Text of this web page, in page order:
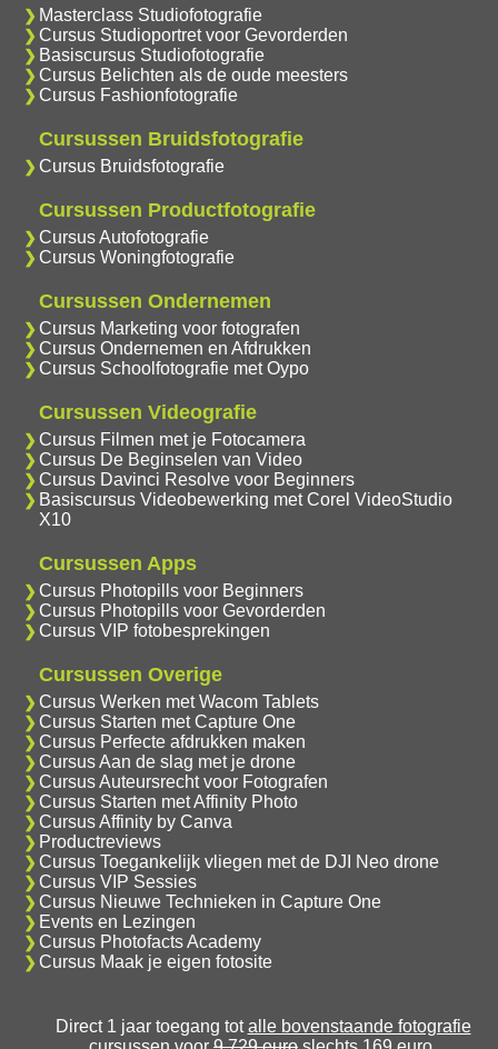
Masterclass Studiofotografie
Cursus Studioportret voor Gevorderden
Basiscursus Studiofotografie
Cursus Belichten als de oude meesters
Cursus Fashionfotografie
Cursussen Bruidsfotografie
Cursus Bruidsfotografie
Cursussen Productfotografie
Cursus Autofotografie
Cursus Woningfotografie
Cursussen Ondernemen
Cursus Marketing voor fotografen
Cursus Ondernemen en Afdrukken
Cursus Schoolfotografie met Oypo
Cursussen Videografie
Cursus Filmen met je Fotocamera
Cursus De Beginselen van Video
Cursus Davinci Resolve voor Beginners
Basiscursus Videobewerking met Corel VideoStudio
X10
Cursussen Apps
Cursus Photopills voor Beginners
Cursus Photopills voor Gevorderden
Cursus VIP fotobesprekingen
Cursussen Overige
Cursus Werken met Wacom Tablets
Cursus Starten met Capture One
Cursus Perfecte afdrukken maken
Cursus Aan de slag met je drone
Cursus Auteursrecht voor Fotografen
Cursus Starten met Affinity Photo
Cursus Affinity by Canva
Productreviews
Cursus Toegankelijk vliegen met de DJI Neo drone
Cursus VIP Sessies
Cursus Nieuwe Technieken in Capture One
Events en Lezingen
Cursus Photofacts Academy
Cursus Maak je eigen fotosite
Direct 1 jaar toegang totalle bovenstaande fotografie